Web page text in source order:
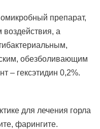
препарат,
а
обезболивающим
– гексэтидин 0,2%.
для лечения горла
фарингите.